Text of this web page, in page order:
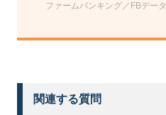
ファームバンキング／FBデータ
関連する質問